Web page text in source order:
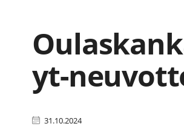
yt-
31.10.2024